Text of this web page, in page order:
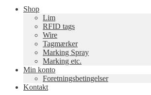
Shop
Lim
RFID tags
Wire
Tagmærker
Marking Spray
Marking etc.
Min konto
Foretningsbetingelser
Kontakt